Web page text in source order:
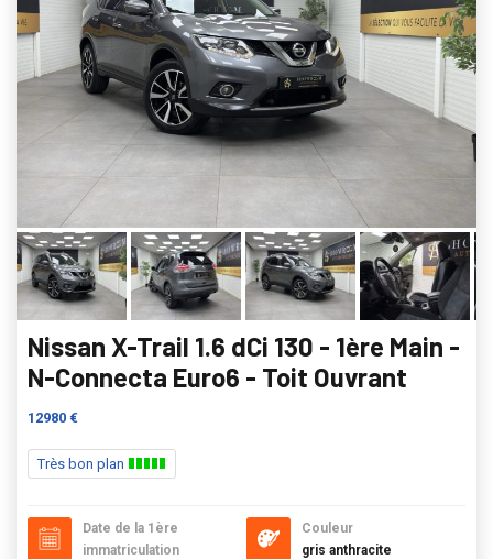
Nissan X-Trail 1.6 dCi 130 - 1ère Main -
N-Connecta Euro6 - Toit Ouvrant
12980 €
Très bon plan
Date de la 1ère
immatriculation
Couleur
gris anthracite